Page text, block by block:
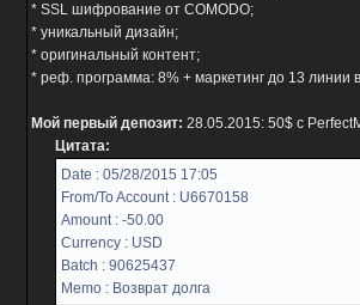
* SSL шифрование от COMODO;
* уникальный дизайн;
* оригинальный контент;
* реф. программа: 8% + маркетинг до 13 линии в
Мой первый депозит: 28.05.2015: 50$ с
Цитата:
Date : 05/28/2015 17:05
From/To Account : U6670158
Amount : -50.00
Currency : USD
Batch : 90625437
Memo : Возврат долга